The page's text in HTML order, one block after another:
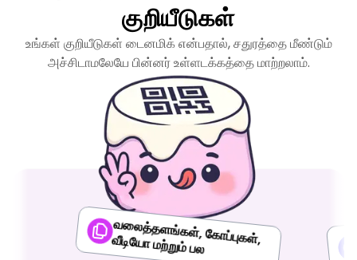
குறியீடுகள்
உங்கள் குறியீடுகள் டைனமிக் என்பதால், சதுரத்தை மீண்டும்
அச்சிடாமலேயே பின்னர் உள்ளடக்கத்தை மாற்றலாம்.
வலை
த்தளங்கள், கோ
ப்புகள், வீடியோ
மற்றும் பல